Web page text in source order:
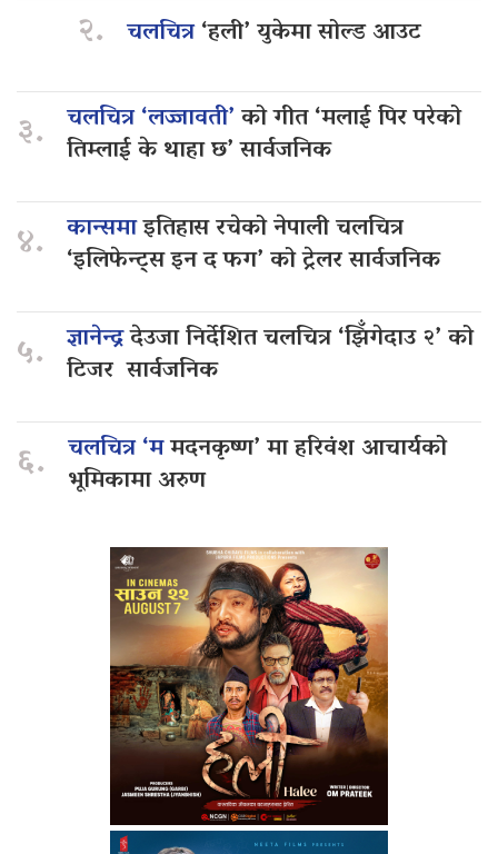
२. चलचित्र‘हली’ युकेमा सोल्ड आउट
३. चलचित्र ‘लज्जावती’को गीत ‘मलाई पिर परेको
तिम्लाई के थाहा छ’ सार्वजनिक
४. कान्समाइतिहास रचेको नेपाली चलचित्र
‘इलिफेन्ट्स इन द फग’ को ट्रेलर सार्वजनिक
५. ज्ञानेन्द्रदेउजा निर्देशित चलचित्र ‘झिँगेदाउ २’ को
टिजर सार्वजनिक
६. चलचित्र ‘ममदनकृष्ण’ मा हरिवंश आचार्यको
भूमिकामा अरुण